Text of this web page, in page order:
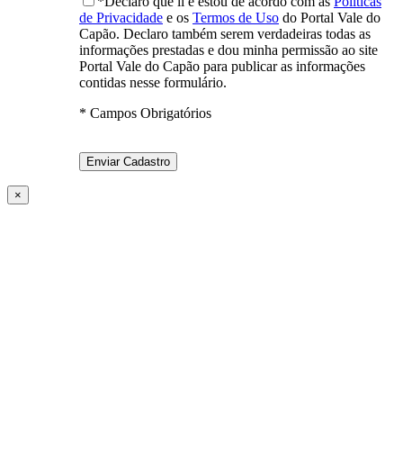
de Privacidade e os Termos de Uso do Portal Vale do
Capão. Declaro também serem verdadeiras todas as
informações prestadas e dou minha permissão ao site
Portal Vale do Capão para publicar as informações
contidas nesse formulário.
* Campos Obrigatórios
×